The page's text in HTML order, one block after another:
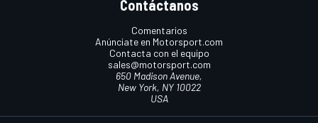
Contáctanos
Comentarios
Anúnciate en Motorsport.com
Contacta con el equipo
sales@motorsport.com
650 Madison Avenue,
New York, NY 10022
USA